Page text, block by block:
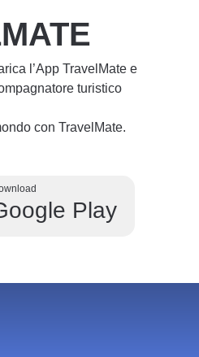
l’App TravelMate e
turistico
con TravelMate.
Play